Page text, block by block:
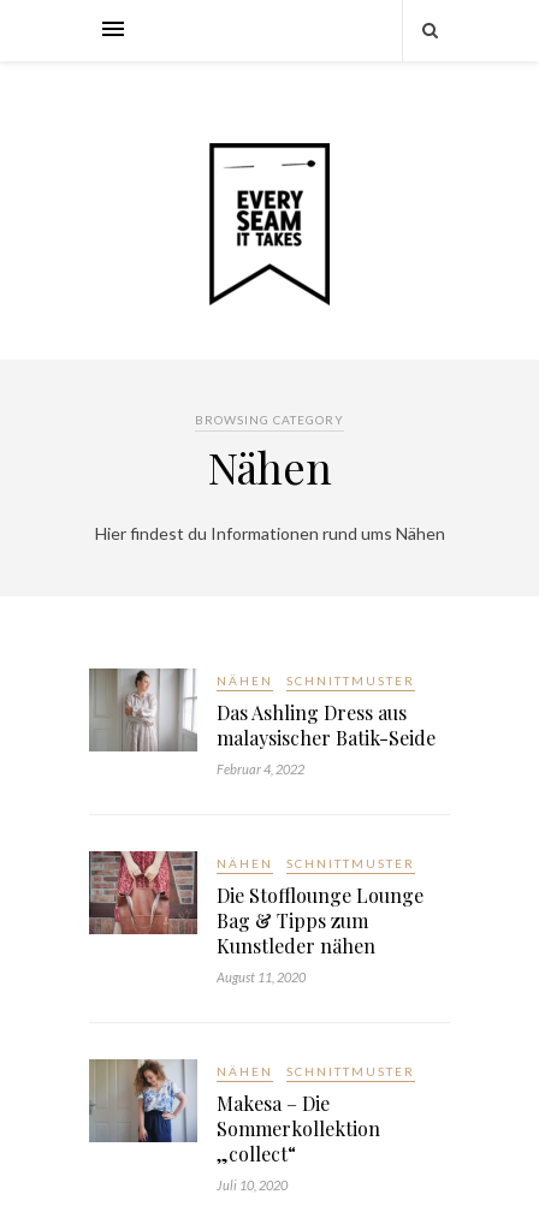
BROWSING CATEGORY
Nähen
Hier findest du Informationen rund ums Nähen
NÄHEN SCHNITTMUSTER
Das Ashling Dress aus
malaysischer Batik-Seide
Februar 4, 2022
NÄHEN SCHNITTMUSTER
Die Stofflounge Lounge
Bag & Tipps zum
Kunstleder nähen
August 11, 2020
NÄHEN SCHNITTMUSTER
Makesa – Die
Sommerkollektion
„collect“
Juli 10, 2020